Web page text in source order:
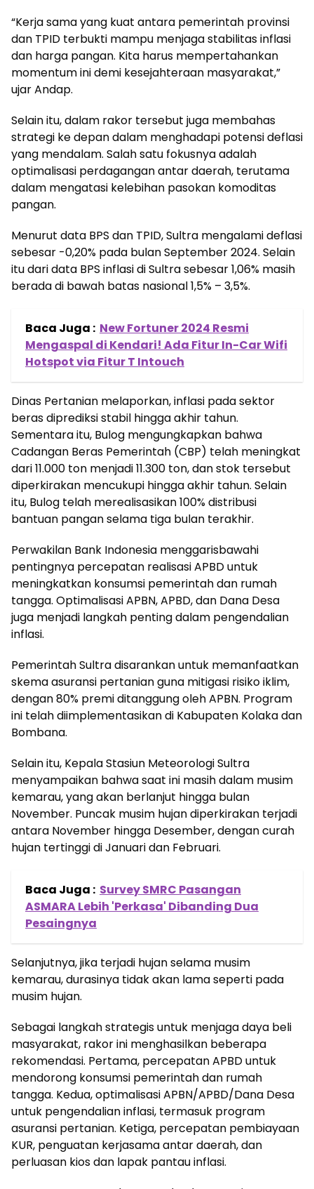
“Kerja sama yang kuat antara pemerintah provinsi
dan TPID terbukti mampu menjaga stabilitas inflasi
dan harga pangan. Kita harus mempertahankan
momentum ini demi kesejahteraan masyarakat,”
ujar Andap.
Selain itu, dalam rakor tersebut juga membahas
strategi ke depan dalam menghadapi potensi deflasi
yang mendalam. Salah satu fokusnya adalah
optimalisasi perdagangan antar daerah, terutama
dalam mengatasi kelebihan pasokan komoditas
pangan.
Menurut data BPS dan TPID, Sultra mengalami deflasi
sebesar -0,20% pada bulan September 2024. Selain
itu dari data BPS inflasi di Sultra sebesar 1,06% masih
berada di bawah batas nasional 1,5% – 3,5%.
Baca Juga : New Fortuner 2024 Resmi
Mengaspal di Kendari! Ada Fitur In-Car Wifi
Hotspot via Fitur T Intouch
Dinas Pertanian melaporkan, inflasi pada sektor
beras diprediksi stabil hingga akhir tahun.
Sementara itu, Bulog mengungkapkan bahwa
Cadangan Beras Pemerintah (CBP) telah meningkat
dari 11.000 ton menjadi 11.300 ton, dan stok tersebut
diperkirakan mencukupi hingga akhir tahun. Selain
itu, Bulog telah merealisasikan 100% distribusi
bantuan pangan selama tiga bulan terakhir.
Perwakilan Bank Indonesia menggarisbawahi
pentingnya percepatan realisasi APBD untuk
meningkatkan konsumsi pemerintah dan rumah
tangga. Optimalisasi APBN, APBD, dan Dana Desa
juga menjadi langkah penting dalam pengendalian
inflasi.
Pemerintah Sultra disarankan untuk memanfaatkan
skema asuransi pertanian guna mitigasi risiko iklim,
dengan 80% premi ditanggung oleh APBN. Program
ini telah diimplementasikan di Kabupaten Kolaka dan
Bombana.
Selain itu, Kepala Stasiun Meteorologi Sultra
menyampaikan bahwa saat ini masih dalam musim
kemarau, yang akan berlanjut hingga bulan
November. Puncak musim hujan diperkirakan terjadi
antara November hingga Desember, dengan curah
hujan tertinggi di Januari dan Februari.
Baca Juga : Survey SMRC Pasangan
ASMARA Lebih 'Perkasa' Dibanding Dua
Pesaingnya
Selanjutnya, jika terjadi hujan selama musim
kemarau, durasinya tidak akan lama seperti pada
musim hujan.
Sebagai langkah strategis untuk menjaga daya beli
masyarakat, rakor ini menghasilkan beberapa
rekomendasi. Pertama, percepatan APBD untuk
mendorong konsumsi pemerintah dan rumah
tangga. Kedua, optimalisasi APBN/APBD/Dana Desa
untuk pengendalian inflasi, termasuk program
asuransi pertanian. Ketiga, percepatan pembiayaan
KUR, penguatan kerjasama antar daerah, dan
perluasan kios dan lapak pantau inflasi.